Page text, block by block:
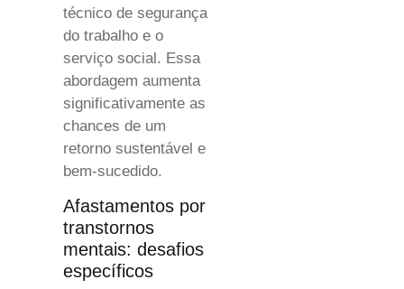
técnico de segurança
do trabalho e o
serviço social. Essa
abordagem aumenta
significativamente as
chances de um
retorno sustentável e
bem-sucedido.
Afastamentos por
transtornos
mentais: desafios
específicos